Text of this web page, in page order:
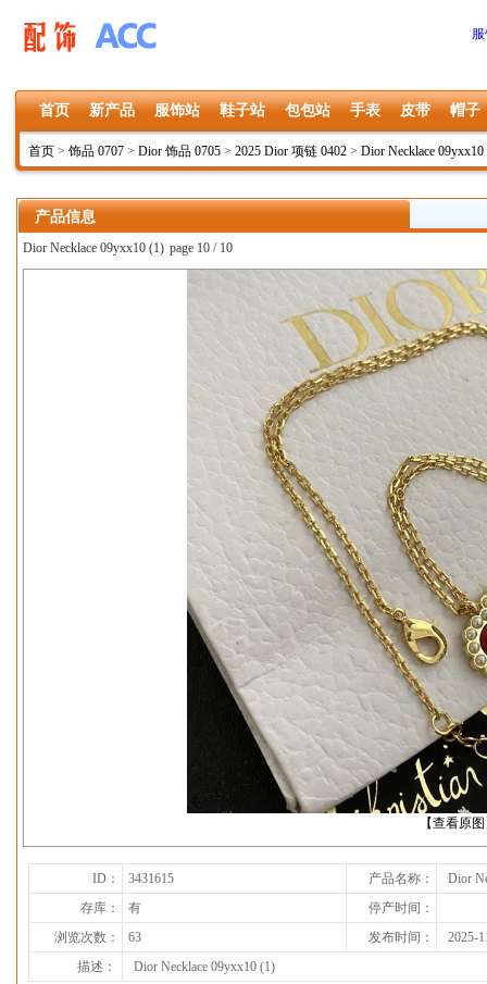
首页 新产品 服饰站 鞋子站 包包站 手表 皮带 帽子
首页 > 饰品 0707 > Dior 饰品 0705 > 2025 Dior 项链 0402 > Dior Necklace 09yxx10
产品信息
Dior Necklace 09yxx10 (1) page 10 / 10
【查看原
上一张
下一张
ID： 3431615 产品名称：
Dior
存库：
有
停产时间：
浏览次数：
63 发布时间：
2025-
描述：
Dior Necklace 09yxx10 (1)